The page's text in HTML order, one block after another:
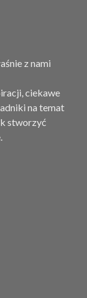
z nami
ciekawe
na temat
stworzyć